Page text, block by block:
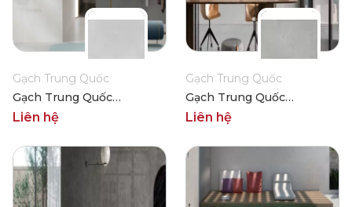
Gạch Trung Quốc
Gạch Trung Quốc
HLTQ918012EL
Liên hệ
Gạch Trung Quốc
Gạch Trung Quốc
HLTQ918011EL
Liên hệ